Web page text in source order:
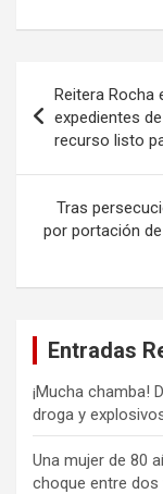
de
entradas
Reitera Rocha
expedientes
recurso listo
Tras
por portación
Entradas
¡Mucha chamba!
droga y
Una mujer de 80
choque entre dos